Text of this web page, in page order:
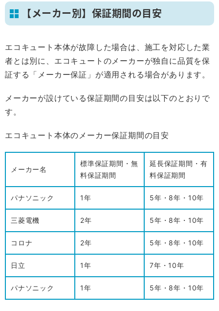
【メーカー別】保証期間の目安
エコキュート本体が故障した場合は、施工を対応した業
者とは別に、エコキュートのメーカーが独自に品質を保
証する「メーカー保証」が適用される場合があります。
メーカーが設けている保証期間の目安は以下のとおりで
す。
エコキュート本体のメーカー保証期間の目安
メーカー名
標準保証期間・無
料保証期間
延長保証期間・有
料保証期間
パナソニック 1年 5年 ・ 8年 ・ 10年
三菱電機 2年 5年 ・ 8年 ・ 10年
コロナ 2年 5年 ・ 8年 ・ 10年
日立 1年 7年 ・ 10年
パナソニック 1年 5年 ・ 8年 ・ 10年